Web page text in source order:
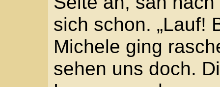
„Was?“ Jäh ahnte
Bedrohlicher spürte
geschliffenen Spitzen
das ist ein Irrtum.“